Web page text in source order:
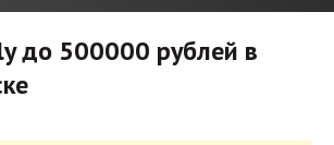
до 500000 рублей в